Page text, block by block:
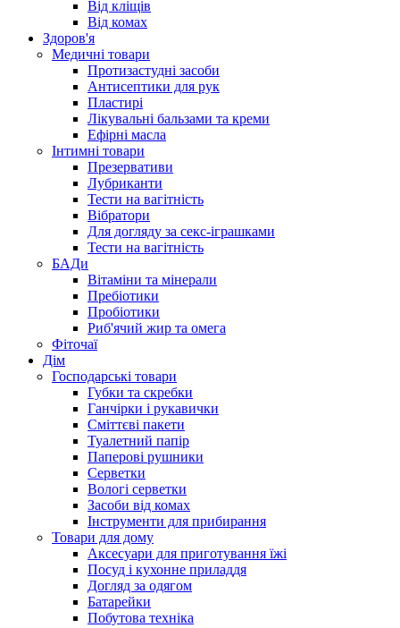
Від кліщів
Від комах
Здоров'я
Медичні товари
Протизастудні засоби
Антисептики для рук
Пластирі
Лікувальні бальзами та креми
Ефірні масла
Інтимні товари
Презервативи
Лубриканти
Тести на вагітність
Вібратори
Для догляду за секс-іграшками
Тести на вагітність
БАДи
Вітаміни та мінерали
Пребіотики
Пробіотики
Риб'ячий жир та омега
Фіточаї
Дім
Господарські товари
Губки та скребки
Ганчірки і рукавички
Сміттєві пакети
Туалетний папір
Паперові рушники
Серветки
Вологі серветки
Засоби від комах
Інструменти для прибирання
Товари для дому
Аксесуари для приготування їжі
Посуд і кухонне приладдя
Догляд за одягом
Батарейки
Побутова техніка